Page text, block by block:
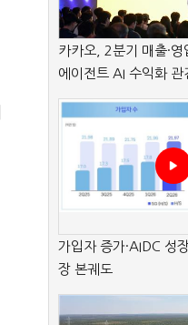
카카오, 2분기 매출·
에이전트 AI 수익화 관
가입자 증가·AIDC 성
장 본궤도